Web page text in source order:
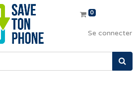
0
Se connecter